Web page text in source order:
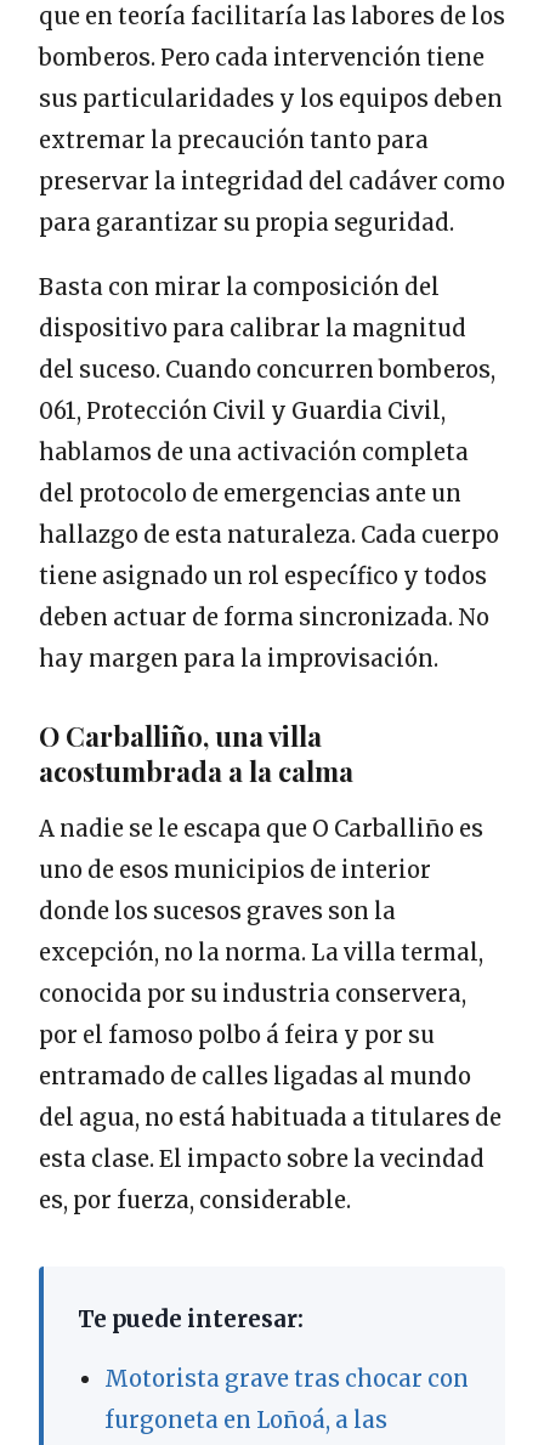
que en teoría facilitaría las labores de los
bomberos. Pero cada intervención tiene
sus particularidades y los equipos deben
extremar la precaución tanto para
preservar la integridad del cadáver como
para garantizar su propia seguridad.
Basta con mirar la composición del
dispositivo para calibrar la magnitud
del suceso. Cuando concurren bomberos,
061, Protección Civil y Guardia Civil,
hablamos de una activación completa
del protocolo de emergencias ante un
hallazgo de esta naturaleza. Cada cuerpo
tiene asignado un rol específico y todos
deben actuar de forma sincronizada. No
hay margen para la improvisación.
O Carballiño, una villa
acostumbrada a la calma
A nadie se le escapa que O Carballiño es
uno de esos municipios de interior
donde los sucesos graves son la
excepción, no la norma. La villa termal,
conocida por su industria conservera,
por el famoso polbo á feira y por su
entramado de calles ligadas al mundo
del agua, no está habituada a titulares de
esta clase. El impacto sobre la vecindad
es, por fuerza, considerable.
Te puede interesar:
Motorista grave tras chocar con
furgoneta en Loñoá, a las